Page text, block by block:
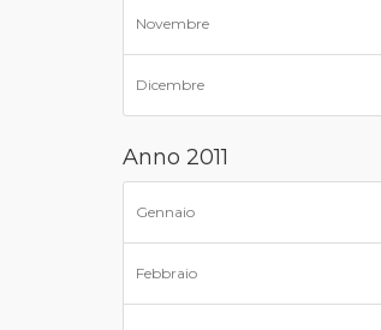
Novembre
Dicembre
Anno 2011
Gennaio
Febbraio